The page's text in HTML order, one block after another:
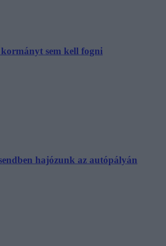
sem kell fogni
hajózunk az autópályán